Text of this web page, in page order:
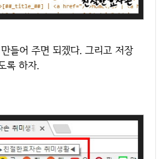
들어 주면 되겠다. 그리고 저장
록 하자.